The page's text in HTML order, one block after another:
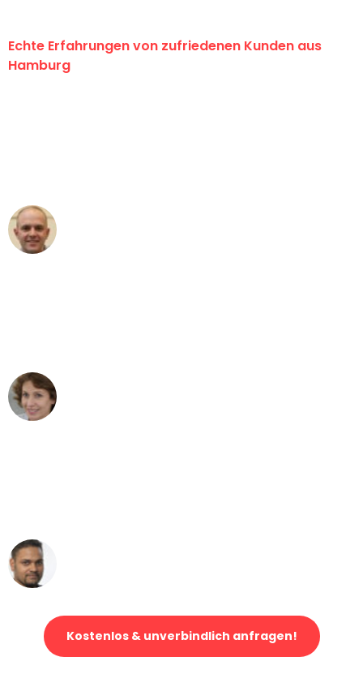
Echte Erfahrungen von zufriedenen Kunden aus
Hamburg
Kostenlos & unverbindlich anfragen!